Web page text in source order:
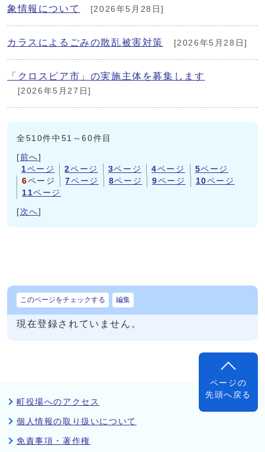
象情報について
[2026年5月28日]
カラスによるごみの散乱被害対策 [2026年5月28日]
「クロスピア市」の実施主体を募集します
[2026年5月27日]
全510件中51～60件目
[前へ]
1ページ 2ページ 3ページ 4ページ 5ページ
6ページ 7ページ 8ページ 9ページ 10ページ
11ページ
[ 次へ]
このページをチェックする 編集
現在登録されていません。
ページの
先頭へ戻る
町役場へのアクセス
個人情報の取り扱いについて
免責事項・著作権